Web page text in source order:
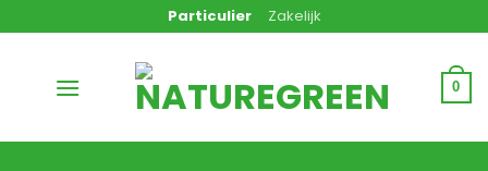
naar
Particulier Zakelijk
0